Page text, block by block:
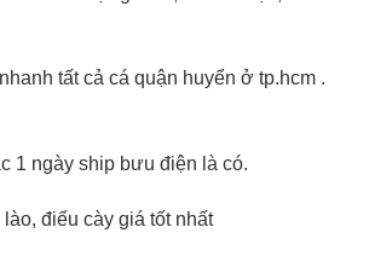
tất cả cá quận huyển ở tp.hcm .
1 ngày ship bưu điện là có.
điếu cày giá tốt nhất